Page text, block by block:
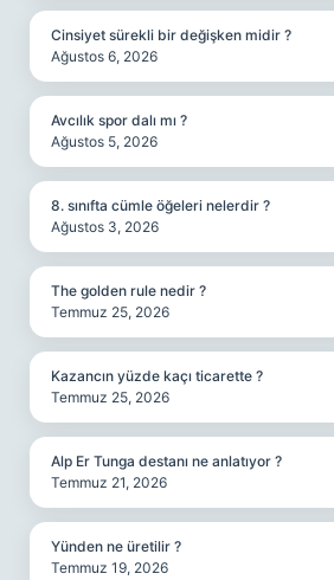
Cinsiyet sürekli bir değişken midir ?
Ağustos 6, 2026
Avcılık spor dalı mı ?
Ağustos 5, 2026
8. sınıfta cümle öğeleri nelerdir ?
Ağustos 3, 2026
The golden rule nedir ?
Temmuz 25, 2026
Kazancın yüzde kaçı ticarette ?
Temmuz 25, 2026
Alp Er Tunga destanı ne anlatıyor ?
Temmuz 21, 2026
Yünden ne üretilir ?
Temmuz 19, 2026